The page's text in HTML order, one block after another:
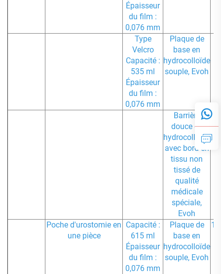
Épaisseur
du film :
0,076 mm
Type
Velcro
Capacité :
535 ml
Épaisseur
du film :
0,076 mm
Plaque de
base en
hydrocolloïde
souple, Evoh
Barrière
douce en
hydrocolloïde
avec bord en
tissu non
tissé de
qualité
médicale
spéciale,
Evoh
Poche d'urostomie en
une pièce
Capacité :
615 ml
Épaisseur
du film :
0,076 mm
Plaque de
base en
hydrocolloïde
souple, Evoh